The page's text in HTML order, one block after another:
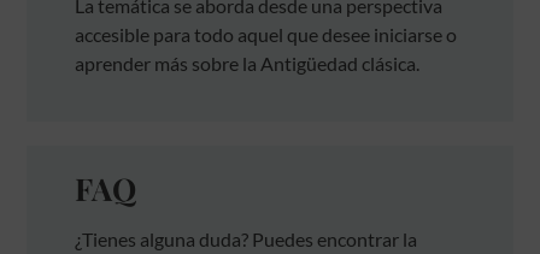
La temática se aborda desde una perspectiva
accesible para todo aquel que desee iniciarse o
aprender más sobre la Antigüedad clásica.
FAQ
¿Tienes alguna duda? Puedes encontrar la